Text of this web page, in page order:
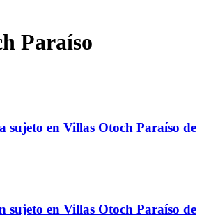
Paraíso
sujeto en Villas Otoch Paraíso de
sujeto en Villas Otoch Paraíso de